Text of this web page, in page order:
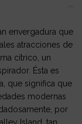
envergadura que
atracciones de
cítrico, un
Ésta es
que significa que
modernas
por